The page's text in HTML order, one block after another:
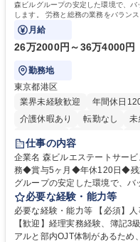
森ビルグループの安定した環境で、
します。 労務と総務の業務をバラン
にも挑戦できる、やりがいある環境で
月給
26万2000円～36万4000円
勤務地
東京都港区
業界未経験歓迎
年間休日
介護休暇あり
転勤なし 未
経験者歓迎
完全週休2日制
交通費支給
仕事の内容
企業名 森ビルエステートサービス株式会社 求人名
務◆賞与5ヶ月◆年休120日◆残業少なめ◆
グループの安定した環境で、
をお任せします。 労務と総務
度改定などのコア業務にも挑戦で
理、給与計算、社会保険手続
き、社内規定の改定や人事制度
必要な経験・能力等
必要な経験・能力等 【必須】
【歓迎】経理実務経験、簿記3
アルと部内OJT体制があるため